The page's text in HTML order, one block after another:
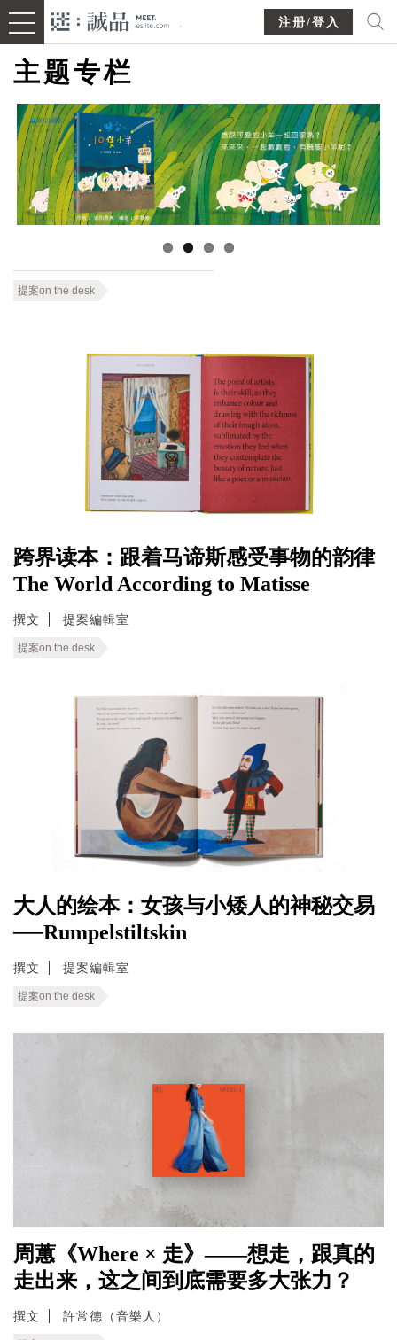
注册/登入
主题专栏
提案on the desk
跨界读本：跟着马谛斯感受事物的韵律
The World According to Matisse
撰文 提案編輯室
提案on the desk
大人的绘本：女孩与小矮人的神秘交易
──Rumpelstiltskin
撰文 提案編輯室
提案on the desk
周蕙《Where × 走》——想走，跟真的
走出来，这之间到底需要多大张力？
撰文 許常德（音樂人）